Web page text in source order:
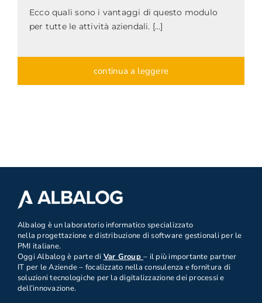
Ecco quali sono i vantaggi di questo modulo
per tutte le attività aziendali. […]
continua a leggere
Albalog è un laboratorio informatico specializzato
nella progettazione e distribuzione di software gestionali per le
PMI italiane.
Oggi Albalog è parte di Var Group– il più importante partner
IT per le Aziende – focalizzato nella consulenza e fornitura di
soluzioni tecnologiche per la digitalizzazione dei processi e
dell’innovazione.